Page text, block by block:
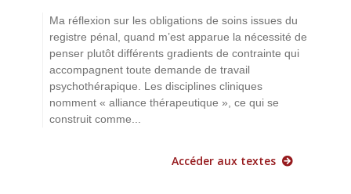
Ma réflexion sur les obligations de soins issues du
registre pénal, quand m’est apparue la nécessité de
penser plutôt différents gradients de contrainte qui
accompagnent toute demande de travail
psychothérapique. Les disciplines cliniques
nomment « alliance thérapeutique », ce qui se
construit comme...
Accéder aux textes